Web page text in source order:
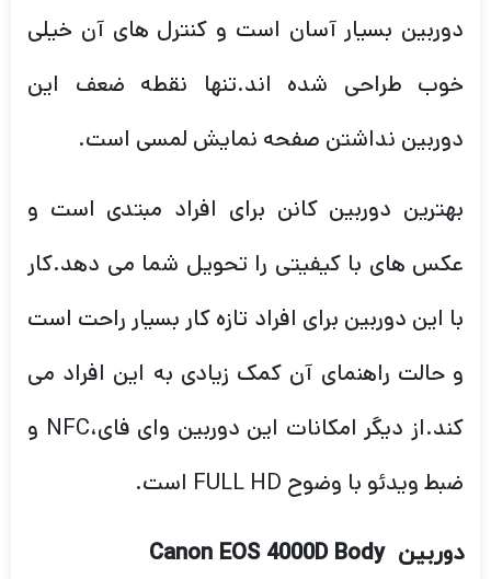
دوربین بسیار آسان است و کنترل های آن خیلی
خوب طراحی شده اند.تنها نقطه ضعف این
دوربین نداشتن صفحه نمایش لمسی است.
بهترین دوربین کانن برای افراد مبتدی است و
عکس های با کیفیتی را تحویل شما می دهد.کار
با این دوربین برای افراد تازه کار بسیار راحت است
و حالت راهنمای آن کمک زیادی به این افراد می
کند.از دیگر امکانات این دوربین وای فای،NFC و
ضبط ویدئو با وضوح FULL HD است.
دوربین Canon EOS 4000D Body